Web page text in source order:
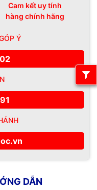
Cam kết uy tính
hàng chính hãng
Ý
DẪN